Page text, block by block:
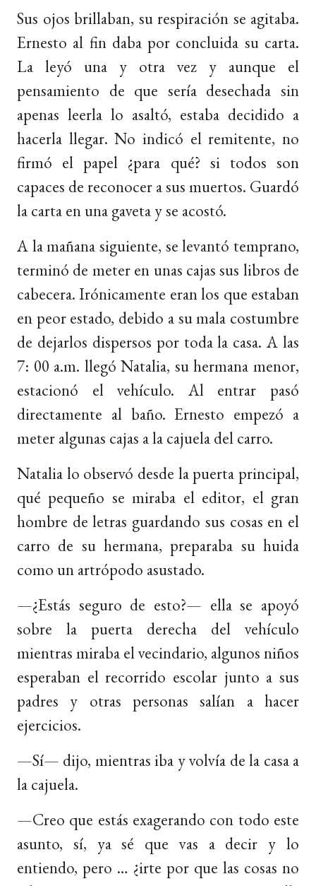
Sus ojos brillaban, su respiración se agitaba.
Ernesto al fin daba por concluida su carta.
La leyó una y otra vez y aunque el
pensamiento de que sería desechada sin
apenas leerla lo asaltó, estaba decidido a
hacerla llegar. No indicó el remitente, no
firmó el papel ¿para qué? si todos son
capaces de reconocer a sus muertos. Guardó
la carta en una gaveta y se acostó.
A la mañana siguiente, se levantó temprano,
terminó de meter en unas cajas sus libros de
cabecera. Irónicamente eran los que estaban
en peor estado, debido a su mala costumbre
de dejarlos dispersos por toda la casa. A las
7: 00 a.m. llegó Natalia, su hermana menor,
estacionó el vehículo. Al entrar pasó
directamente al baño. Ernesto empezó a
meter algunas cajas a la cajuela del carro.
Natalia lo observó desde la puerta principal,
qué pequeño se miraba el editor, el gran
hombre de letras guardando sus cosas en el
carro de su hermana, preparaba su huida
como un artrópodo asustado.
—¿Estás seguro de esto?— ella se apoyó
sobre la puerta derecha del vehículo
mientras miraba el vecindario, algunos niños
esperaban el recorrido escolar junto a sus
padres y otras personas salían a hacer
ejercicios.
—Sí— dijo, mientras iba y volvía de la casa a
la cajuela.
—Creo que estás exagerando con todo este
asunto, sí, ya sé que vas a decir y lo
entiendo, pero … ¿irte por que las cosas no